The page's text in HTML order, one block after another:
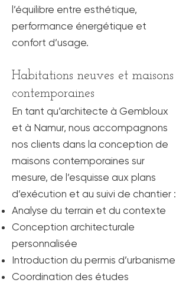
l’équilibre entre esthétique,
performance énergétique et
confort d’usage.
Habitations neuves et maisons
contemporaines
En tant qu’architecte à Gembloux
et à Namur, nous accompagnons
nos clients dans la conception de
maisons contemporaines sur
mesure, de l’esquisse aux plans
d’exécution et au suivi de chantier :
Analyse du terrain et du contexte
Conception architecturale
personnalisée
Introduction du permis d’urbanisme
Coordination des études